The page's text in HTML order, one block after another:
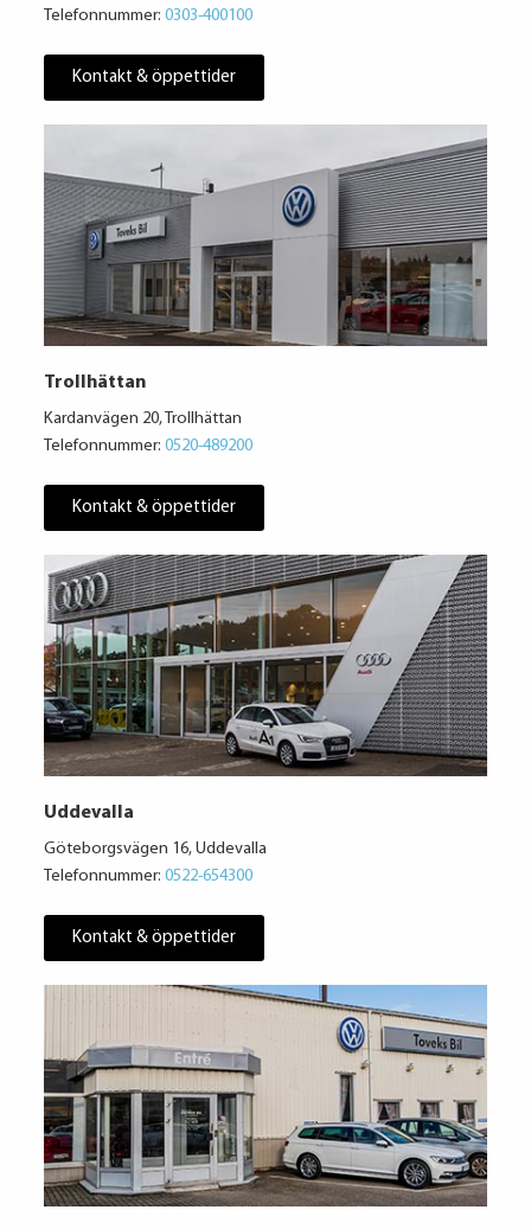
Telefonnummer: 0303-400100
Kontakt & öppettider
Trollhättan
Kardanvägen 20, Trollhättan
Telefonnummer: 0520-489200
Kontakt & öppettider
Uddevalla
Göteborgsvägen 16, Uddevalla
Telefonnummer: 0522-654300
Kontakt & öppettider